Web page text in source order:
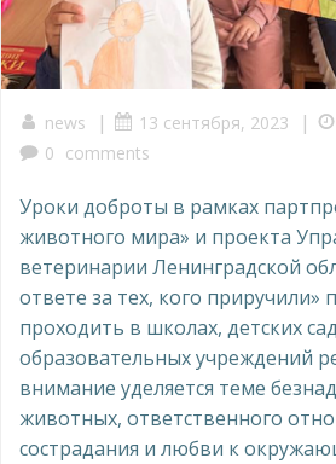
news | 13 сентября, 2023 |
0 comments
Уроки доброты в рамках
животного мира» и проекта
ветеринарии Ленинградской
ответе за тех, кого
проходить в школах, детских
образовательных учреждений
внимание уделяется теме
животных, ответственного
сострадания и любви к